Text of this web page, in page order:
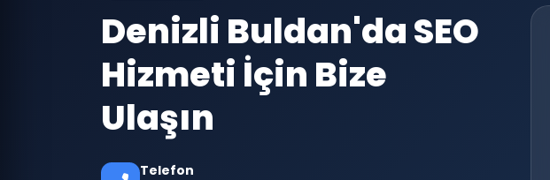
Denizli Buldan'da SEO
Hizmeti İçin Bize
Ulaşın
Telefon